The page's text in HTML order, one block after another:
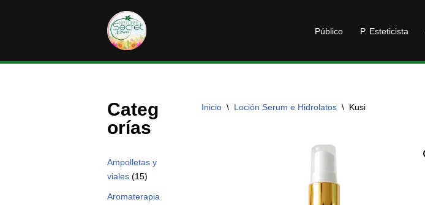
contenido
Público P. Esteticista
Categ
orías
Ampolletas y
viales (15)
Aromaterapia
Inicio \ Loción Serum e Hidrolatos \ Kusi